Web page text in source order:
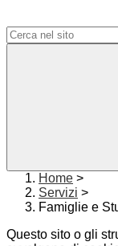
Home >
Servizi >
Famiglie e
Questo sito o gli